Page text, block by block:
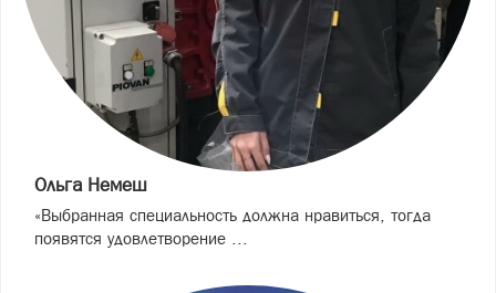
Ольга Немеш
«Выбранная специальность должна нравиться, тогда
появятся удовлетворение ...